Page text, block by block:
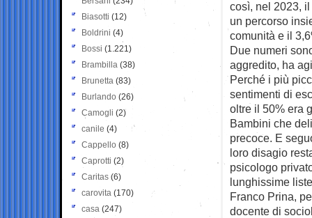
così, nel 2023,
un percorso
comunità e il
Due numeri
aggredito, ha
Perché i più
sentimenti di
oltre il 50% era
Bambini che
precoce. E
loro disagio
psicologo
lunghissime
Franco Prina,
docente di
Biasotti (12)
Boldrini (4)
Bossi (1.221)
Brambilla (38)
Brunetta (83)
Burlando (26)
Camogli (2)
canile (4)
Cappello (8)
Caprotti (2)
Caritas (6)
carovita (170)
casa (247)